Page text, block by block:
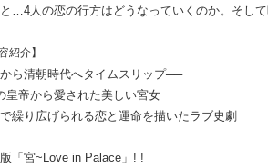
…4人の恋の行方はどうなっていくのか。そし
紹介】
ら清朝時代へタイムスリップ──
皇帝から愛された美しい宮女
繰り広げられる恋と運命を描いたラブ史劇
「宮~Love in Palace」! !